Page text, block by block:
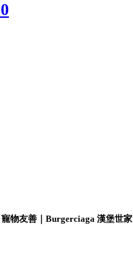
物友善｜Burgerciaga 漢堡世家